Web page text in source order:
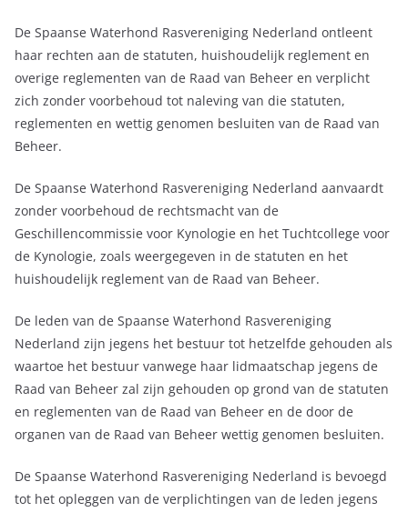
De Spaanse Waterhond Rasvereniging Nederland ontleent
haar rechten aan de statuten, huishoudelijk reglement en
overige reglementen van de Raad van Beheer en verplicht
zich zonder voorbehoud tot naleving van die statuten,
reglementen en wettig genomen besluiten van de Raad van
Beheer.
De Spaanse Waterhond Rasvereniging Nederland aanvaardt
zonder voorbehoud de rechtsmacht van de
Geschillencommissie voor Kynologie en het Tuchtcollege voor
de Kynologie, zoals weergegeven in de statuten en het
huishoudelijk reglement van de Raad van Beheer.
De leden van de Spaanse Waterhond Rasvereniging
Nederland zijn jegens het bestuur tot hetzelfde gehouden als
waartoe het bestuur vanwege haar lidmaatschap jegens de
Raad van Beheer zal zijn gehouden op grond van de statuten
en reglementen van de Raad van Beheer en de door de
organen van de Raad van Beheer wettig genomen besluiten.
De Spaanse Waterhond Rasvereniging Nederland is bevoegd
tot het opleggen van de verplichtingen van de leden jegens